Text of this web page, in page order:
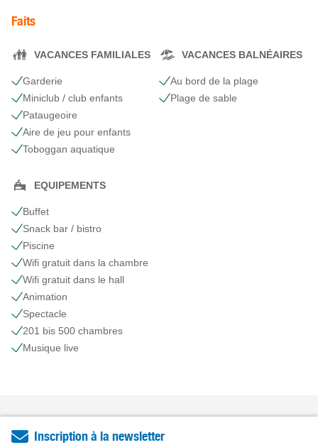
Faits
VACANCES FAMILIALES
Garderie
Miniclub / club enfants
Pataugeoire
Aire de jeu pour enfants
Toboggan aquatique
VACANCES BALNÉAIRES
Au bord de la plage
Plage de sable
EQUIPEMENTS
Buffet
Snack bar / bistro
Piscine
Wifi gratuit dans la chambre
Wifi gratuit dans le hall
Animation
Spectacle
201 bis 500 chambres
Musique live
Inscription à la newsletter